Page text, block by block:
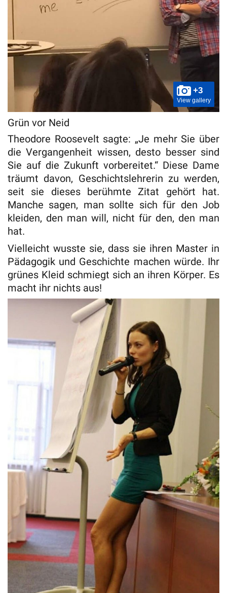
+3
View gallery
Grün vor Neid
Theodore Roosevelt sagte: „Je mehr Sie über
die Vergangenheit wissen, desto besser sind
Sie auf die Zukunft vorbereitet.“ Diese Dame
träumt davon, Geschichtslehrerin zu werden,
seit sie dieses berühmte Zitat gehört hat.
Manche sagen, man sollte sich für den Job
kleiden, den man will, nicht für den, den man
hat.
Vielleicht wusste sie, dass sie ihren Master in
Pädagogik und Geschichte machen würde. Ihr
grünes Kleid schmiegt sich an ihren Körper. Es
macht ihr nichts aus!